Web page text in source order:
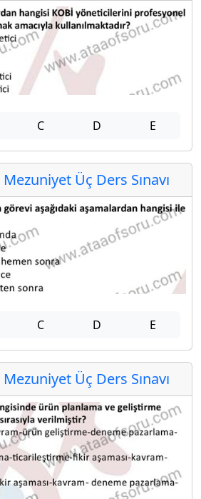
C D E
Üç Ders Sınavı
C D E
Üç Ders Sınavı